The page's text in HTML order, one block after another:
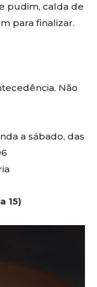
pudim, calda de
para finalizar.
Não
a sábado, das
15)